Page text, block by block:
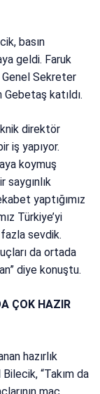
basın
geldi. Faruk
Genel Sekreter
Gebetaş katıldı.
direktör
iş yapıyor.
koymuş
saygınlık
yaptığımız
Türkiye’yi
sevdik.
da ortada
diye konuştu.
ÇOK HAZIR
hazırlık
“Takım da